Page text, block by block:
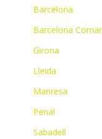
Barcelona
Barcelona
Girona
Lleida
Manresa
Penal
Sabadell